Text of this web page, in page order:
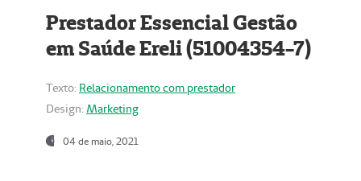
Prestador Essencial Gestão
em Saúde Ereli (51004354-7)
Texto: Relacionamento com prestador
Design: Marketing
04 de maio, 2021